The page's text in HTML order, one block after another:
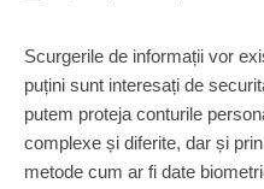
Scurgerile de informații vor
puțini sunt interesați de
putem proteja conturile
complexe și diferite, dar și
metode cum ar fi date